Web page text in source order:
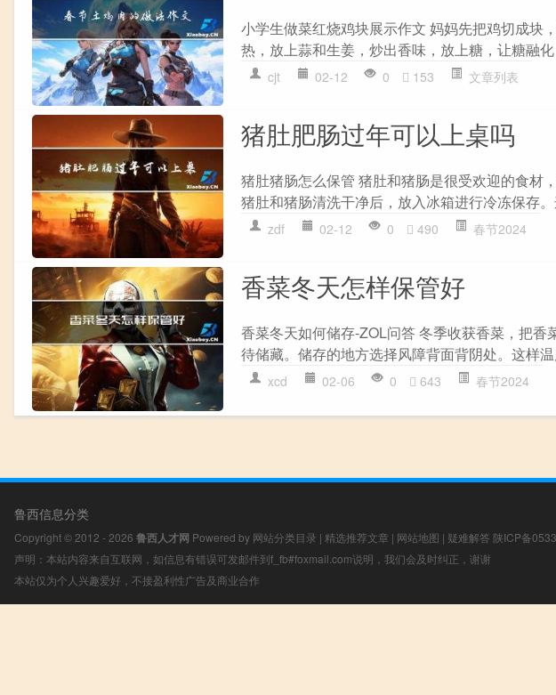
小学生做菜红烧鸡块展示作文 妈妈先把鸡切成块
热，放上蒜和生姜，炒出香味，放上糖，让糖融
cjt 02-12 0 153 文章列表
猪肚肥肠过年可以上桌吗
猪肚猪肠怎么保管 猪肚和猪肠是很受欢迎的食材
猪肚和猪肠清洗干净后，放入冰箱进行冷冻保存
zdf 02-12 0 490 春节2024
香菜冬天怎样保管好
香菜冬天如何储存-ZOL问答 冬季收获香菜，把
待储藏。储存的地方选择风障背面背阴处。这样
xcd 02-06 0 643 春节2024
鲁西信息分类
Copyright © 2012 - 2026 鲁西人才网 Powered by 网站分类目录 | 精选推荐文章 | 网站地图 | 疑难解答 陕ICP备
声明：本站内容来自互联网，如信息有错误可发邮件到f_fb#foxmail.com说明，我们会及时纠正，谢谢
本站仅为个人兴趣爱好，不接盈利性广告及商业合作